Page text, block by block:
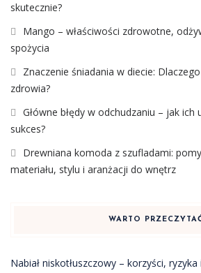
skutecznie?
Mango – właściwości zdrowotne,
spożycia
Znaczenie śniadania w diecie:
zdrowia?
Główne błędy w odchudzaniu – jak ich
sukces?
Drewniana komoda z szufladami:
materiału, stylu i aranżacji do wnętrz
WARTO
Nabiał niskotłuszczowy – korzyści,